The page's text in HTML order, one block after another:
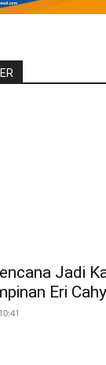
Jadi
Eri